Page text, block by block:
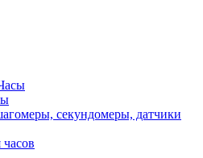
секундомеры, датчики